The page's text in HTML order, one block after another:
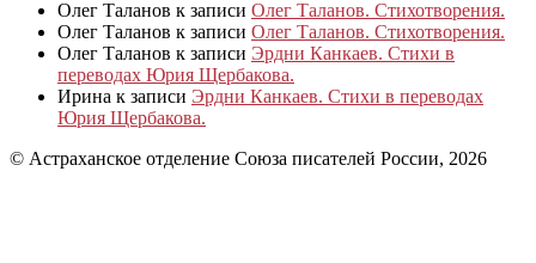
Олег Таланов к записи Олег Таланов. Стихотворения.
Олег Таланов к записи Олег Таланов. Стихотворения.
Олег Таланов к записи Эрдни Канкаев. Стихи в
переводах Юрия Щербакова.
Ирина к записи Эрдни Канкаев. Стихи в переводах
Юрия Щербакова.
© Астраханское отделение Союза писателей России, 2026